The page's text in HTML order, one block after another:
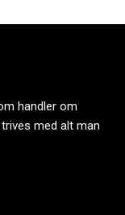
handler om
med alt man